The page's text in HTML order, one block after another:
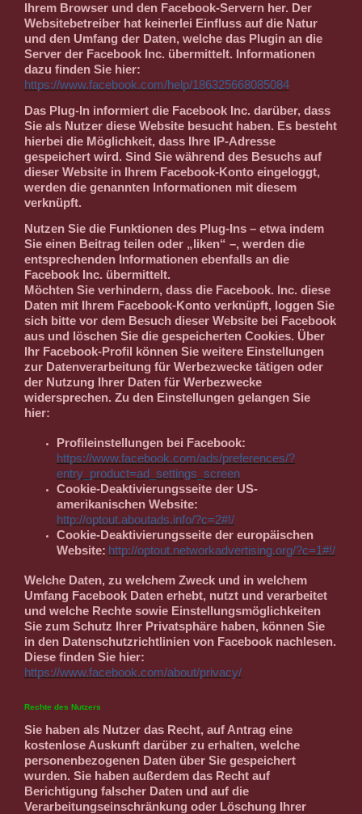
Ihrem Browser und den Facebook-Servern her. Der
Websitebetreiber hat keinerlei Einfluss auf die Natur
und den Umfang der Daten, welche das Plugin an die
Server der Facebook Inc. übermittelt. Informationen
dazu finden Sie hier:
https://www.facebook.com/help/186325668085084
Das Plug-In informiert die Facebook Inc. darüber, dass
Sie als Nutzer diese Website besucht haben. Es besteht
hierbei die Möglichkeit, dass Ihre IP-Adresse
gespeichert wird. Sind Sie während des Besuchs auf
dieser Website in Ihrem Facebook-Konto eingeloggt,
werden die genannten Informationen mit diesem
verknüpft.
Nutzen Sie die Funktionen des Plug-Ins – etwa indem
Sie einen Beitrag teilen oder „liken“ –, werden die
entsprechenden Informationen ebenfalls an die
Facebook Inc. übermittelt.
Möchten Sie verhindern, dass die Facebook. Inc. diese
Daten mit Ihrem Facebook-Konto verknüpft, loggen Sie
sich bitte vor dem Besuch dieser Website bei Facebook
aus und löschen Sie die gespeicherten Cookies. Über
Ihr Facebook-Profil können Sie weitere Einstellungen
zur Datenverarbeitung für Werbezwecke tätigen oder
der Nutzung Ihrer Daten für Werbezwecke
widersprechen. Zu den Einstellungen gelangen Sie
hier:
Profileinstellungen bei Facebook:
https://www.facebook.com/ads/preferences/?
entry_product=ad_settings_screen
Cookie-Deaktivierungsseite der US-
amerikanischen Website:
http://optout.aboutads.info/?c=2#!/
Cookie-Deaktivierungsseite der europäischen
Website: http://optout.networkadvertising.org/?c=1#!/
Welche Daten, zu welchem Zweck und in welchem
Umfang Facebook Daten erhebt, nutzt und verarbeitet
und welche Rechte sowie Einstellungsmöglichkeiten
Sie zum Schutz Ihrer Privatsphäre haben, können Sie
in den Datenschutzrichtlinien von Facebook nachlesen.
Diese finden Sie hier:
https://www.facebook.com/about/privacy/
Rechte des Nutzers
Sie haben als Nutzer das Recht, auf Antrag eine
kostenlose Auskunft darüber zu erhalten, welche
personenbezogenen Daten über Sie gespeichert
wurden. Sie haben außerdem das Recht auf
Berichtigung falscher Daten und auf die
Verarbeitungseinschränkung oder Löschung Ihrer